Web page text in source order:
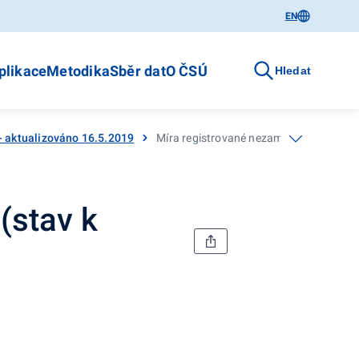
EN
MetodikaSběr datO ČSÚ Hledat
aktualizováno 16.5.2019 Míra registrované nezaměstnanosti v
k